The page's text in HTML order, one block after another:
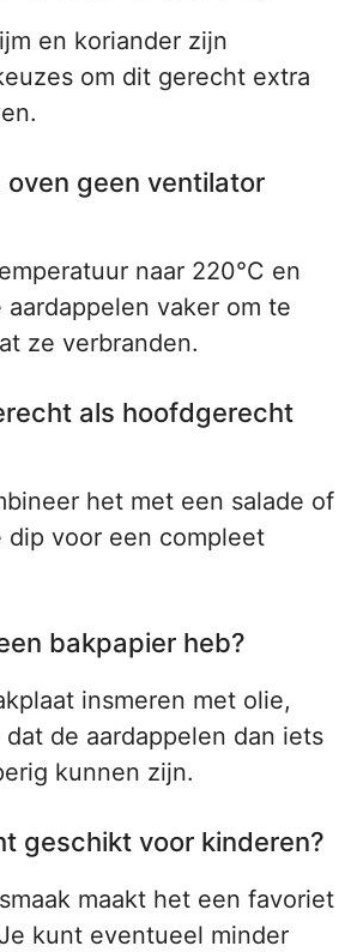
en koriander zijn
om dit gerecht extra
oven geen ventilator
naar 220°C en
vaker om te
ze verbranden.
als hoofdgerecht
het met een salade of
dip voor een compleet
bakpapier heb?
insmeren met olie,
de aardappelen dan iets
kunnen zijn.
geschikt voor kinderen?
maakt het een favoriet
kunt eventueel minder